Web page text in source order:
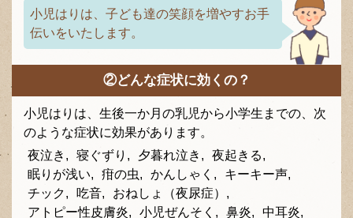
小児はりは、子ども達の笑顔を増やすお手
伝いをいたします。
②どんな症状に効くの？
小児はりは、生後一か月の乳児から小学生までの、次
のような症状に効果があります。
夜泣き,
寝ぐずり, 夕暮れ泣き,
夜起きる,
眠りが浅い,
疳の虫, かんしゃく,
キーキー声,
チック,
吃音,
おねしょ（夜尿症）,
アトピー性皮膚炎,
小児ぜんそく, 鼻炎, 中耳炎,